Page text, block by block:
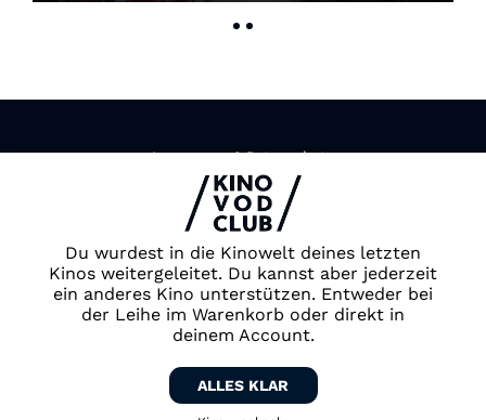
Du wurdest in die Kinowelt deines letzten
Kinos weitergeleitet. Du kannst aber jederzeit
ein anderes Kino unterstützen. Entweder bei
der Leihe im Warenkorb oder direkt in
deinem Account.
ALLES KLAR
Impressum & Datenschutz
AGB
Kontakt
Newsletter
Partner